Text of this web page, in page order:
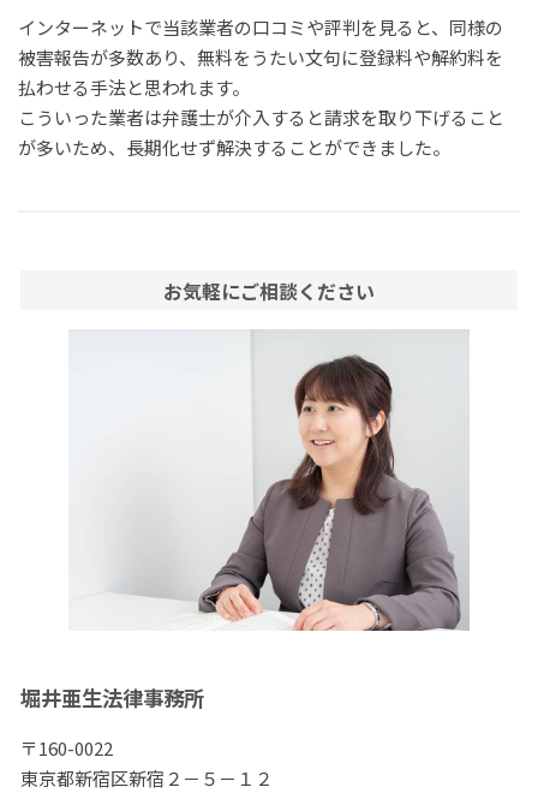
インターネットで当該業者の口コミや評判を見ると、同様の
被害報告が多数あり、無料をうたい文句に登録料や解約料を
払わせる手法と思われます。
こういった業者は弁護士が介入すると請求を取り下げること
が多いため、長期化せず解決することができました。
お気軽にご相談ください
堀井亜生法律事務所
〒160-0022
東京都新宿区新宿２－５－１２